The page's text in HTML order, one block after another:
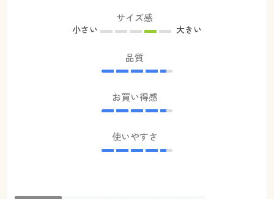
サイズ感
小さい 大きい
品質
お買い得感
使いやすさ